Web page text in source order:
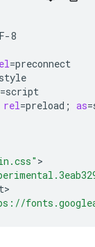
8
=preconnect
style
=script
rel=preload ; as=